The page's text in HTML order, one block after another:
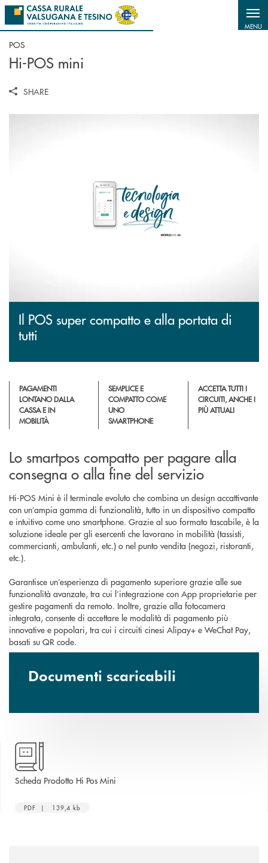
Salta al contenuto principale
MENU
POS
Hi-POS mini
SHARE
Il POS super compatto e alla portata di
tutti
PAGAMENTI
LONTANO DALLA
CASSA E IN
MOBILITÀ
SEMPLICE E
COMPATTO COME
UNO
SMARTPHONE
ACCETTA TUTTI I
CIRCUITI, ANCHE I
PIÙ ATTUALI
Lo smartpos compatto per pagare alla
consegna o alla fine del servizio
Hi-POS Mini è il terminale evoluto che combina un design accattivante
con un’ampia gamma di funzionalità, tutto in un dispositivo compatto
e intuitivo come uno smartphone. Grazie al suo formato tascabile, è la
soluzione ideale per gli esercenti che lavorano in mobilità (tassisti,
commercianti, ambulanti, etc.) o nel punto vendita (negozi, ristoranti,
etc.).
Garantisce un’esperienza di pagamento superiore grazie alle sue
funzionalità avanzate, tra cui l’integrazione con App proprietarie per
gestire pagamenti da remoto. Inoltre, grazie alla fotocamera
integrata, consente di accettare le modalità di pagamento più
innovative e popolari, tra cui i circuiti cinesi Alipay+ e WeChat Pay,
basati su QR code.
Documenti scaricabili
Scheda Prodotto Hi Pos Mini
PDF | 139,4 kb